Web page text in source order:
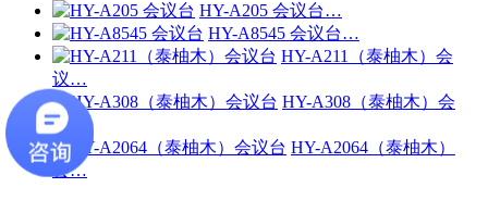
HY-A205 会议台…
HY-A8545 会议台…
HY-A211（泰柚木）会
议…
HY-A308（泰柚木）会
议…
HY-A2064（泰柚木）
会…